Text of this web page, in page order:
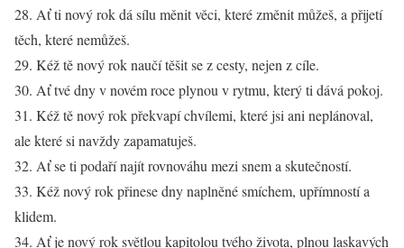
28. Ať ti nový rok dá sílu měnit věci, které změnit můžeš, a přijetí
těch, které nemůžeš.
29. Kéž tě nový rok naučí těšit se z cesty, nejen z cíle.
30. Ať tvé dny v novém roce plynou v rytmu, který ti dává pokoj.
31. Kéž tě nový rok překvapí chvílemi, které jsi ani neplánoval,
ale které si navždy zapamatuješ.
32. Ať se ti podaří najít rovnováhu mezi snem a skutečností.
33. Kéž nový rok přinese dny naplněné smíchem, upřímností a
klidem.
34. Ať je nový rok světlou kapitolou tvého života, plnou laskavých